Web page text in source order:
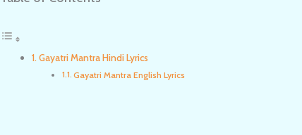
Gayatri Mantra Hindi Lyrics
Gayatri Mantra English Lyrics